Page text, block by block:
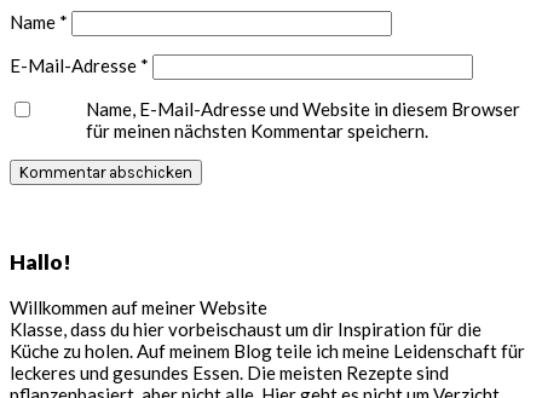
Name *
E-Mail-Adresse *
Name, E-Mail-Adresse und Website in diesem Browser
für meinen nächsten Kommentar speichern.
Hallo!
Willkommen auf meiner Website
Klasse, dass du hier vorbeischaust um dir Inspiration für die
Küche zu holen. Auf meinem Blog teile ich meine Leidenschaft für
leckeres und gesundes Essen. Die meisten Rezepte sind